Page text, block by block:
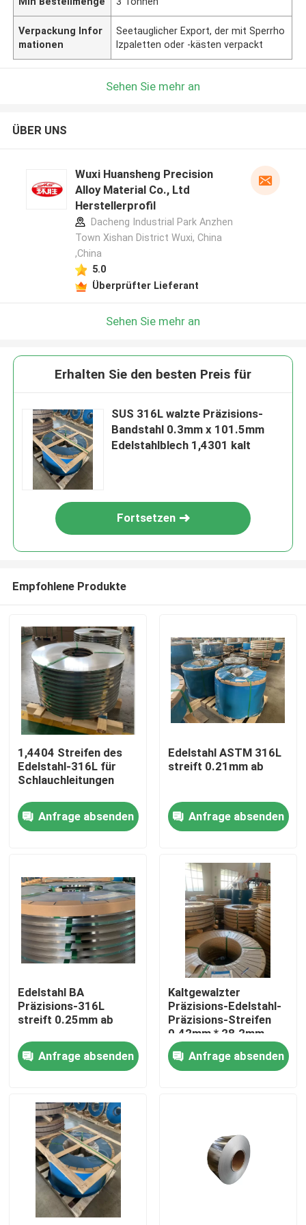
Haus
Videos
Über uns
Fabrik-Ausflug
Qualitätskontrolle
Fordern Sie ein Zitat
304 Edelstahl-Streifen
Streifen des Edelstahl-316l
Verpackung Infor
mationen
Seetauglicher Export, der mit Sperrho
lzpaletten oder -kästen verpackt
Sehen Sie mehr an
ÜBER UNS
Wuxi Huansheng Precision
Alloy Material Co., Ltd
Herstellerprofil
Dacheng Industrial Park Anzhen
Town Xishan District Wuxi, China
,China
5.0
Überprüfter Lieferant
Sehen Sie mehr an
Erhalten Sie den besten Preis für
SUS 316L walzte Präzisions-
Bandstahl 0.3mm x 101.5mm
Edelstahlblech 1,4301 kalt
Fortsetzen
Empfohlene Produkte
1,4404 Streifen des
Edelstahl-316L für
Schlauchleitungen
Anfrage absenden
Edelstahl ASTM 316L
streift 0.21mm ab
Anfrage absenden
Edelstahl BA
Präzisions-316L
streift 0.25mm ab
Anfrage absenden
Kaltgewalzter
Präzisions-Edelstahl-
Präzisions-Streifen
0.42mm * 28.2mm
Anfrage absenden